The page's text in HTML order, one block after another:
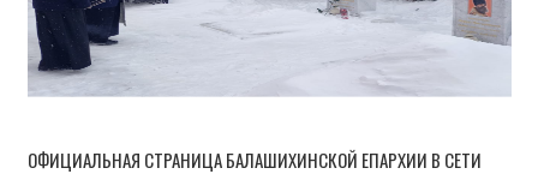
ОФИЦИАЛЬНАЯ СТРАНИЦА БАЛАШИХИНСКОЙ ЕПАРХИИ В СЕТИ